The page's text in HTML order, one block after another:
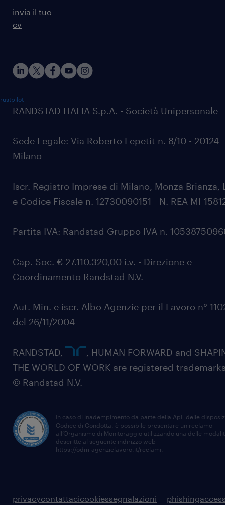
invia il tuo
cv
RANDSTAD ITALIA S.p.A. - Società Unipersonale
Sede Legale: Via Roberto Lepetit n. 8/10 - 20124
Milano
Iscr. Registro Imprese di Milano, Monza Brianza,
e Codice Fiscale n. 12730090151 - N. REA MI-
Partita IVA: Randstad Gruppo IVA n.
Cap. Soc. € 27.110.320,00 i.v. - Direzione e
Coordinamento Randstad N.V.
Aut. Min. e iscr. Albo Agenzie per il Lavoro n°
del 26/11/2004
RANDSTAD,
, HUMAN FORWARD and
THE WORLD OF WORK are registered
© Randstad N.V.
In caso di inadempimento da parte della ApL delle
Codice di Condotta, è possibile presentare un reclamo
all’Organismo di Monitoraggio utilizzando una delle
descritte al seguente indirizzo web
https://odm-agenzielavoro.it/reclami
privacycontattacicookiessegnalazioni
phishing